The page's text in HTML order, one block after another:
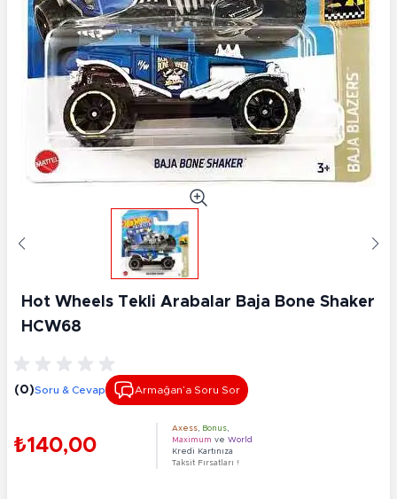
Hot Wheels Tekli Arabalar Baja Bone Shaker
HCW68
(0)Soru & Cevap Armağan’a Soru Sor
₺140,00
Axess Bonus
Maximum ve World
Kredi Kartınıza
Taksit Fırsatları !